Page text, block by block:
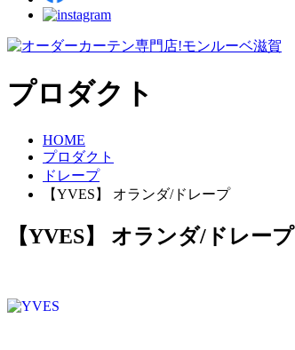
プロダクト
HOME
プロダクト
ドレープ
【YVES】 オランダ/ドレープ
【YVES】 オランダ/ドレープ